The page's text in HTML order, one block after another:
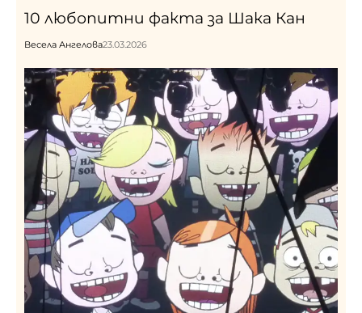
10 любопитни факта за Шака Кан
Весела Ангелова23.03.2026